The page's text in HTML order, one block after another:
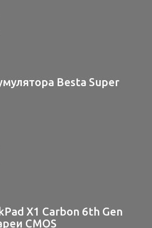
Besta Super
X1 Carbon 6th Gen
CMOS